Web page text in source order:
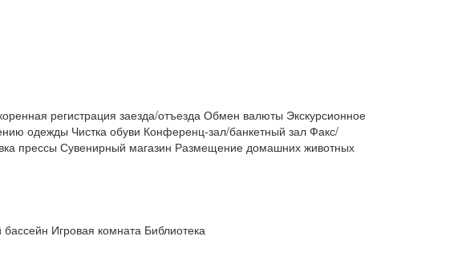
регистрация заезда/отъезда Обмен валюты Экскурсионное
одежды Чистка обуви Конференц-зал/банкетный зал Факс/
прессы Сувенирный магазин Размещение домашних животных
Игровая комната Библиотека